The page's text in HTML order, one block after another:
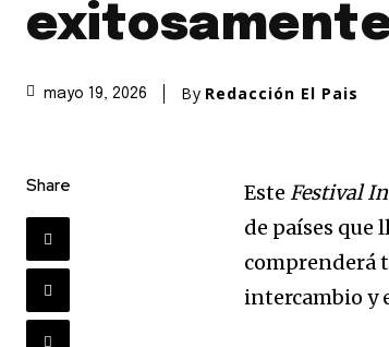
mayo 19, 2026 By Redacción El Pais
Share Este Festival
de países que
comprenderá
intercambio y